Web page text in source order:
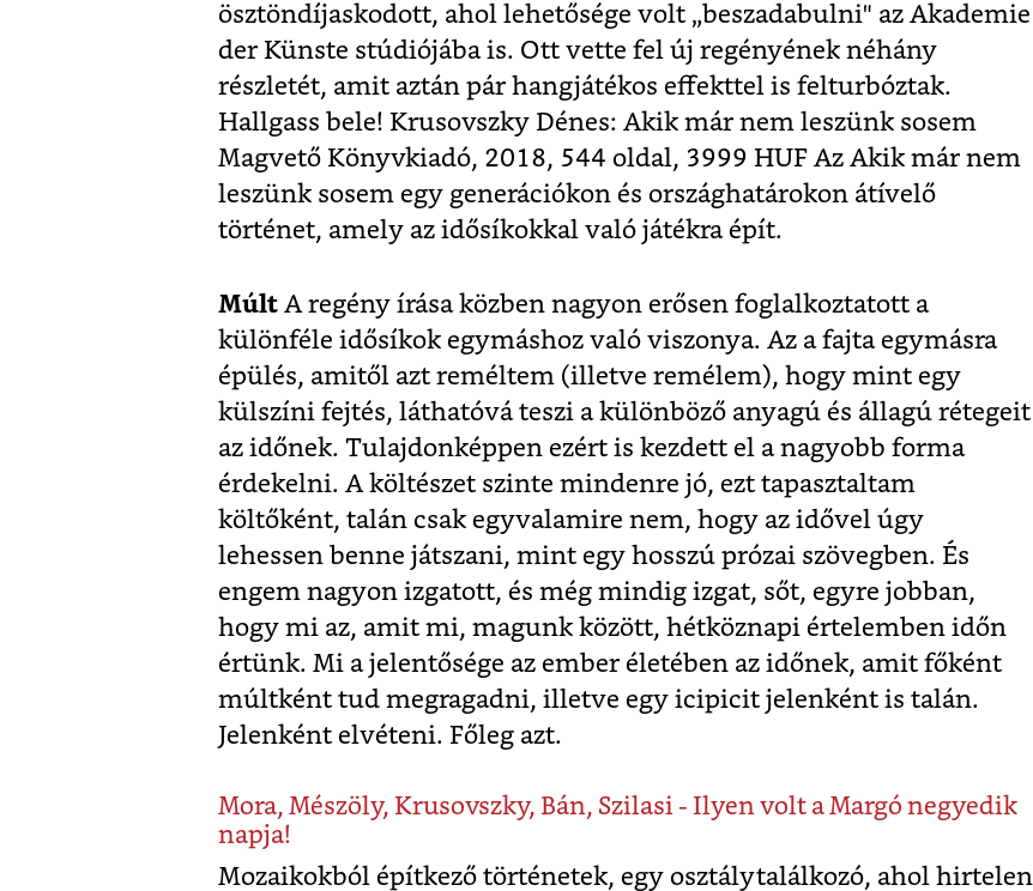
ösztöndíjaskodott, ahol lehetősége volt „beszadabulni" az Akademie
der Künste stúdiójába is. Ott vette fel új regényének néhány
részletét, amit aztán pár hangjátékos effekttel is felturbóztak.
Hallgass bele! Krusovszky Dénes: Akik már nem leszünk sosem
Magvető Könyvkiadó, 2018, 544 oldal, 3999 HUF Az Akik már nem
leszünk sosem egy generációkon és országhatárokon átívelő
történet, amely az idősíkokkal való játékra épít.
Múlt A regény írása közben nagyon erősen foglalkoztatott a
különféle idősíkok egymáshoz való viszonya. Az a fajta egymásra
épülés, amitől azt reméltem (illetve remélem), hogy mint egy
külszíni fejtés, láthatóvá teszi a különböző anyagú és állagú rétegeit
az időnek. Tulajdonképpen ezért is kezdett el a nagyobb forma
érdekelni. A költészet szinte mindenre jó, ezt tapasztaltam
költőként, talán csak egyvalamire nem, hogy az idővel úgy
lehessen benne játszani, mint egy hosszú prózai szövegben. És
engem nagyon izgatott, és még mindig izgat, sőt, egyre jobban,
hogy mi az, amit mi, magunk között, hétköznapi értelemben időn
értünk. Mi a jelentősége az ember életében az időnek, amit főként
múltként tud megragadni, illetve egy icipicit jelenként is talán.
Jelenként elvéteni. Főleg azt.
Mora, Mészöly, Krusovszky, Bán, Szilasi - Ilyen volt a Margó negyedik
napja!
Mozaikokból építkező történetek, egy osztálytalálkozó, ahol hirtelen